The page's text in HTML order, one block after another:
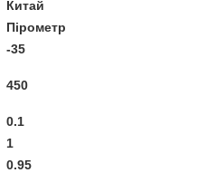
Китай
Пірометр
-35
450
0.1
1
0.95